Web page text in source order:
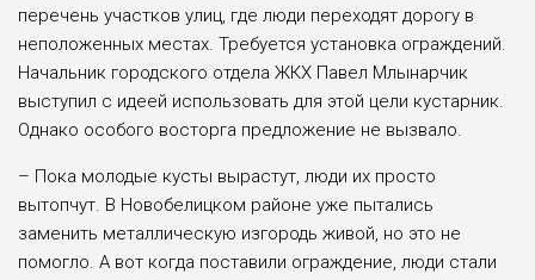
перечень участков улиц, где люди переходят дорогу в
неположенных местах. Требуется установка ограждений.
Начальник городского отдела ЖКХ Павел Млынарчик
выступил с идеей использовать для этой цели кустарник.
Однако особого восторга предложение не вызвало.
– Пока молодые кусты вырастут, люди их просто
вытопчут. В Новобелицком районе уже пытались
заменить металлическую изгородь живой, но это не
помогло. А вот когда поставили ограждение, люди стали